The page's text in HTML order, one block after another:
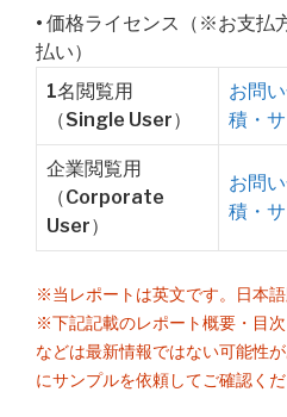
• 価格ライセンス（※お支払
払い）
1名閲覧用
（Single User）
お問
積・
企業閲覧用
（Corporate
User）
お問
積・
※当レポートは英文です。日本語
※下記記載のレポート概要・目
などは最新情報ではない可能性
にサンプルを依頼してご確認くだ